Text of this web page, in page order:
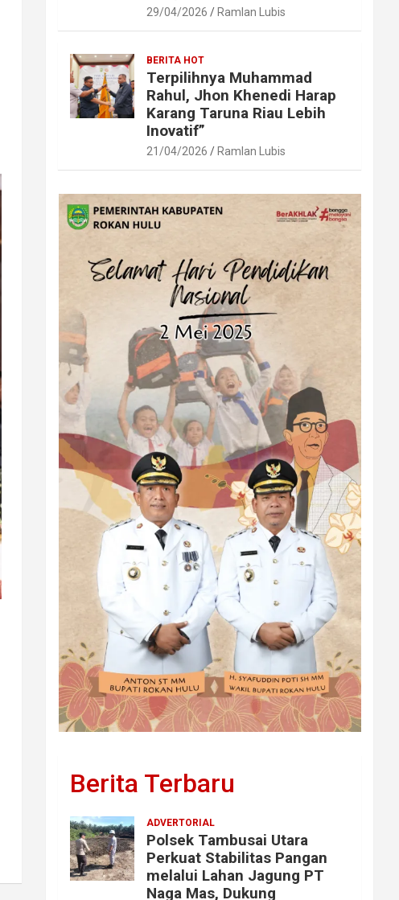
29/04/2026 Ramlan Lubis
BERITA HOT
Terpilihnya Muhammad
Rahul, Jhon Khenedi Harap
Karang Taruna Riau Lebih
Inovatif”
21/04/2026 Ramlan Lubis
Berita Terbaru
ADVERTORIAL
Polsek Tambusai Utara
Perkuat Stabilitas Pangan
melalui Lahan Jagung PT
Naga Mas, Dukung